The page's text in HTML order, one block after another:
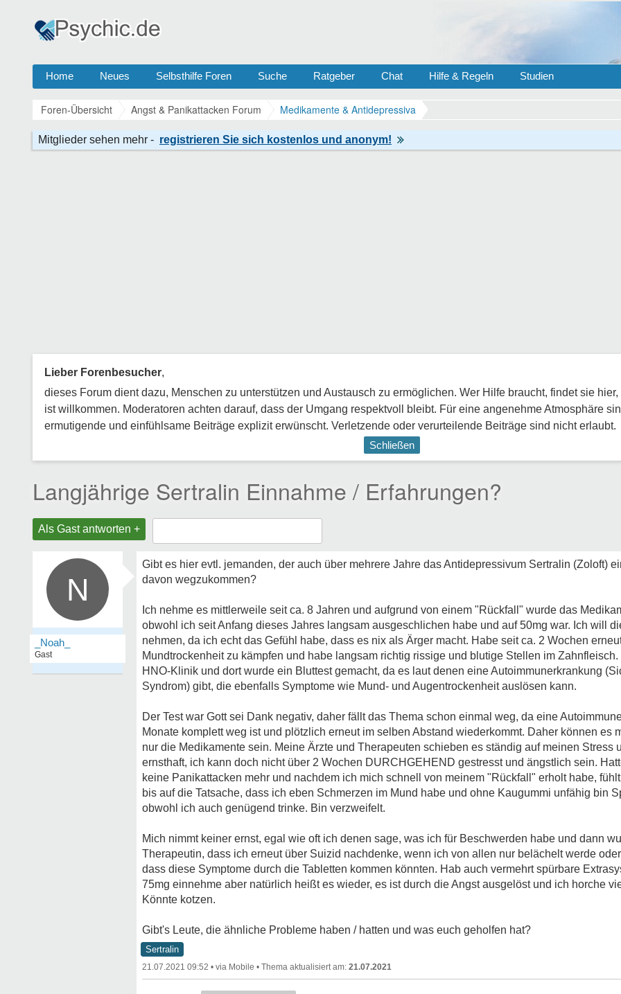
Home Neues Selbsthilfe Foren Suche Ratgeber Chat Hilfe & Regeln Studien
Foren-Übersicht Angst & Panikattacken Forum Medikamente & Antidepressiva
Lieber Forenbesucher,
dieses Forum dient dazu, Menschen zu unterstützen und Austausch zu ermöglichen. Wer Hilfe braucht, findet sie
ist willkommen. Moderatoren achten darauf, dass der Umgang respektvoll bleibt. Für eine angenehme Atmosphäre
ermutigende und einfühlsame Beiträge explizit erwünscht. Verletzende oder verurteilende Beiträge sind nicht erlaubt.
Schließen
Langjährige Sertralin Einnahme / Erfahrungen?
Als Gast antworten +
N
_Noah_
Gast
Gibt es hier evtl. jemanden, der auch über mehrere Jahre das Antidepressivum Sertralin (Zoloft)
davon wegzukommen?
Ich nehme es mittlerweile seit ca. 8 Jahren und aufgrund von einem "Rückfall" wurde das
obwohl ich seit Anfang dieses Jahres langsam ausgeschlichen habe und auf 50mg war. Ich will
nehmen, da ich echt das Gefühl habe, dass es nix als Ärger macht. Habe seit ca. 2 Wochen
Mundtrockenheit zu kämpfen und habe langsam richtig rissige und blutige Stellen im
HNO-Klinik und dort wurde ein Bluttest gemacht, da es laut denen eine Autoimmunerkrankung
Syndrom) gibt, die ebenfalls Symptome wie Mund- und Augentrockenheit auslösen kann.
Der Test war Gott sei Dank negativ, daher fällt das Thema schon einmal weg, da eine
Monate komplett weg ist und plötzlich erneut im selben Abstand wiederkommt. Daher können es
nur die Medikamente sein. Meine Ärzte und Therapeuten schieben es ständig auf meinen Stress
ernsthaft, ich kann doch nicht über 2 Wochen DURCHGEHEND gestresst und ängstlich sein.
keine Panikattacken mehr und nachdem ich mich schnell von meinem "Rückfall" erholt habe,
bis auf die Tatsache, dass ich eben Schmerzen im Mund habe und ohne Kaugummi unfähig bin
obwohl ich auch genügend trinke. Bin verzweifelt.
Mich nimmt keiner ernst, egal wie oft ich denen sage, was ich für Beschwerden habe und dann
Therapeutin, dass ich erneut über Suizid nachdenke, wenn ich von allen nur belächelt werde
dass diese Symptome durch die Tabletten kommen könnten. Hab auch vermehrt spürbare
75mg einnehme aber natürlich heißt es wieder, es ist durch die Angst ausgelöst und ich horche
Könnte kotzen.
Gibt's Leute, die ähnliche Probleme haben / hatten und was euch geholfen hat?
Sertralin
21.07.2021 09:52 • • 21.07.2021